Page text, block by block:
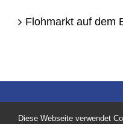
Flohmarkt auf dem
Diese Webseite verwendet